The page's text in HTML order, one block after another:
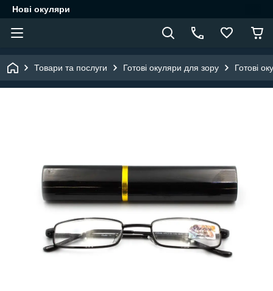
Нові окуляри
Товари та послуги Готові окуляри для зору Готові